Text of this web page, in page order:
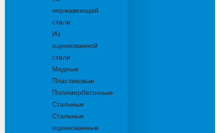
нержавеющей
стали
Из
оцинкованной
стали
Медные
Пластиковые
Полимербетонные
Стальные
Стальные
оцинкованные